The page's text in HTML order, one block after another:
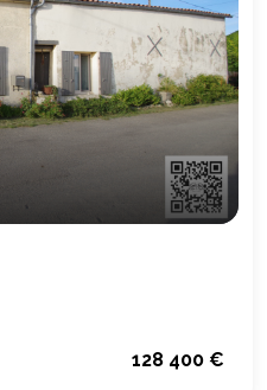
128 400 €